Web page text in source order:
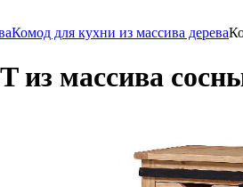
Комод для кухни из массива дерева
из массива